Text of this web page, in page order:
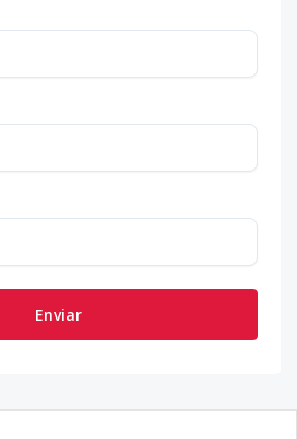
Enviar